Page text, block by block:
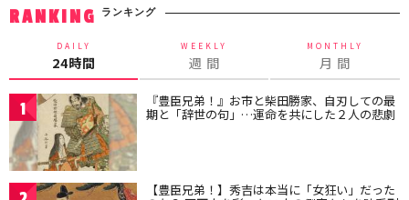
RANKING ランキング
DAILY
24時間
WEEKLY
週 間
MONTHLY
月 間
1 『豊臣兄弟！』お市と柴田勝家、自刃しての最
期と「辞世の句」…運命を共にした２人の悲劇
【豊臣兄弟！】秀吉は本当に「女狂い」だった